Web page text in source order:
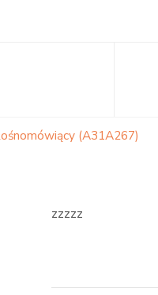
(A31A267)
zzzzz